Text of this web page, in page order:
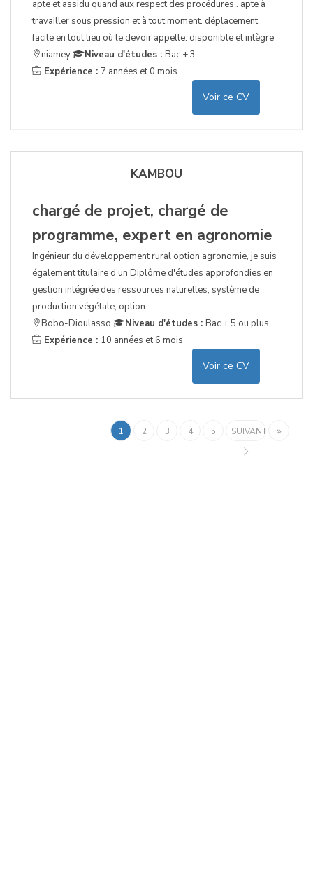
apte et assidu quand aux respect des procédures . apte à
travailler sous pression et à tout moment. déplacement
facile en tout lieu où le devoir appelle. disponible et intègre
niamey
Niveau d'études : Bac + 3
Expérience : 7 années et 0 mois
Voir ce CV
KAMBOU
chargé de projet, chargé de
programme, expert en agronomie
Ingénieur du développement rural option agronomie, je suis
également titulaire d'un Diplôme d'études approfondies en
gestion intégrée des ressources naturelles, système de
production végétale, option
Bobo-Dioulasso
Niveau d'études : Bac + 5 ou plus
Expérience : 10 années et 6 mois
Voir ce CV
1 2 3 4 5 SUIVANT